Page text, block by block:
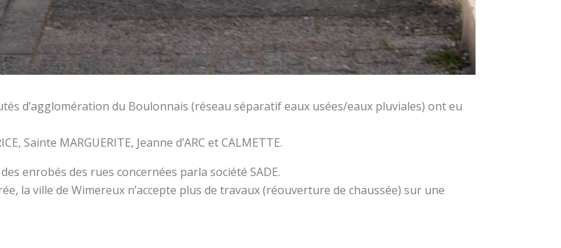
d’agglomération du Boulonnais (réseau séparatif eaux usées/eaux pluviales) ont eu
Sainte MARGUERITE, Jeanne d’ARC et CALMETTE.
enrobés des rues concernées parla société SADE.
la ville de Wimereux n’accepte plus de travaux (réouverture de chaussée) sur une